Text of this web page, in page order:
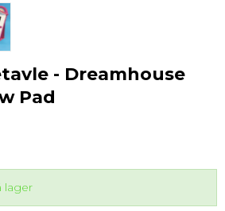
- Dreamhouse
Pad
lager